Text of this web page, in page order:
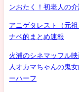
ンおたく！初老人の
アニゲタレスト（元
ナベ的まとめ速報
火浦のシネマッフル
人オカマちゃんの鬼
ーハーフ